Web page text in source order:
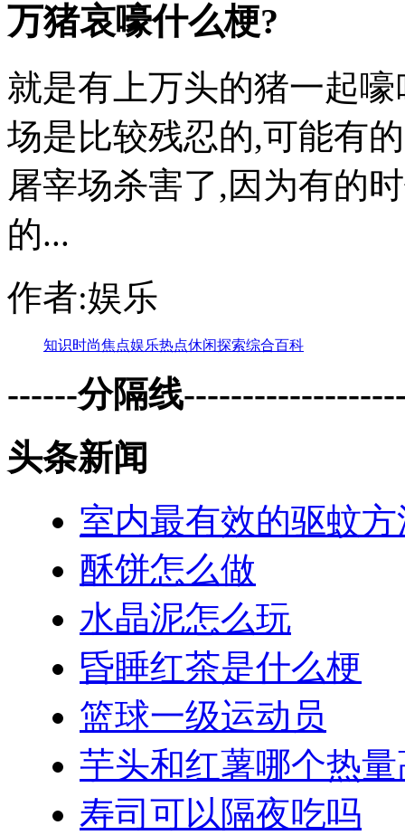
万猪哀嚎什么梗?
就是有上万头的猪一起
场是比较残忍的,可能有
屠宰场杀害了,因为有的
的...
作者:娱乐
知识时尚焦点娱乐热点休闲探索综合百科
------分隔线
头条新闻
室内最有效的驱蚊方
酥饼怎么做
水晶泥怎么玩
昏睡红茶是什么梗
篮球一级运动员
芋头和红薯哪个热量
寿司可以隔夜吃吗